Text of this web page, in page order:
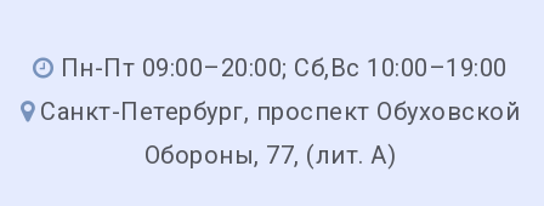
Пн-Пт 09:00–20:00; Сб,Вс 10:00–19:00
Санкт-Петербург, проспект Обуховской
Обороны, 77, (лит. А)